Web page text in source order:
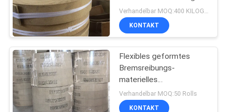
PRIVACY
POLICY
Gesponnenes
Bremsbelag-
Material
32
Industrielle
Reibungsmaterialien
Verhandelbar MOQ:400 KILOGRAMM
KONTAKT
Flexibles geformtes
Bremsreibungs-
materielles
Bremsreibbelag-Material
für Leicht- LKW
Verhandelbar MOQ:50 Rolls
KONTAKT